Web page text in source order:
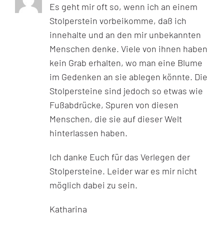
Es geht mir oft so, wenn ich an einem
Stolperstein vorbeikomme, daß ich
innehalte und an den mir unbekannten
Menschen denke. Viele von ihnen haben
kein Grab erhalten, wo man eine Blume
im Gedenken an sie ablegen könnte. Die
Stolpersteine sind jedoch so etwas wie
Fußabdrücke, Spuren von diesen
Menschen, die sie auf dieser Welt
hinterlassen haben.
Ich danke Euch für das Verlegen der
Stolpersteine. Leider war es mir nicht
möglich dabei zu sein.
Katharina